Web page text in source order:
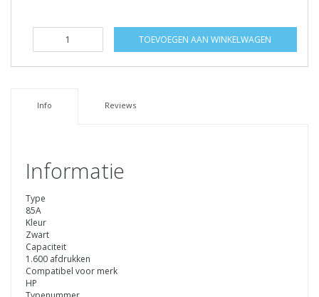
TOEVOEGEN AAN WINKELWAGEN
Info Reviews
Informatie
Type
85A
Kleur
Zwart
Capaciteit
1.600 afdrukken
Compatibel voor merk
HP